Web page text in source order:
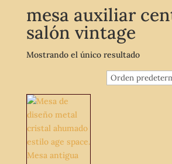
mesa auxiliar
salón vintage
Mostrando el único resultado